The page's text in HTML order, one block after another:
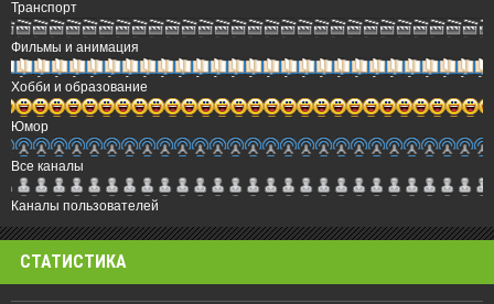
Транспорт
Фильмы и анимация
Хобби и образование
Юмор
Все каналы
Каналы пользователей
СТАТИСТИКА